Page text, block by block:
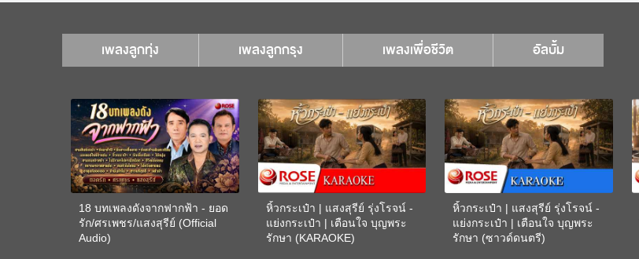
เพลงลูกทุ่ง เพลงลูกกรุง เพลงเพื่อชีวิต อัลบั้ม
18 บทเพลงดังจากฟากฟ้า - ยอด
รัก/ศรเพชร/แสงสุรีย์ (Official
Audio)
หิ้วกระเป๋า | แสงสุรีย์ รุ่งโรจน์ -
แย่งกระเป๋า | เตือนใจ บุญพระ
รักษา (KARAOKE)
หิ้วกระเป๋า | แสงสุรีย์ รุ่งโรจน์ -
แย่งกระเป๋า | เตือนใจ บุญพระ
รักษา (ซาวด์ดนตรี)